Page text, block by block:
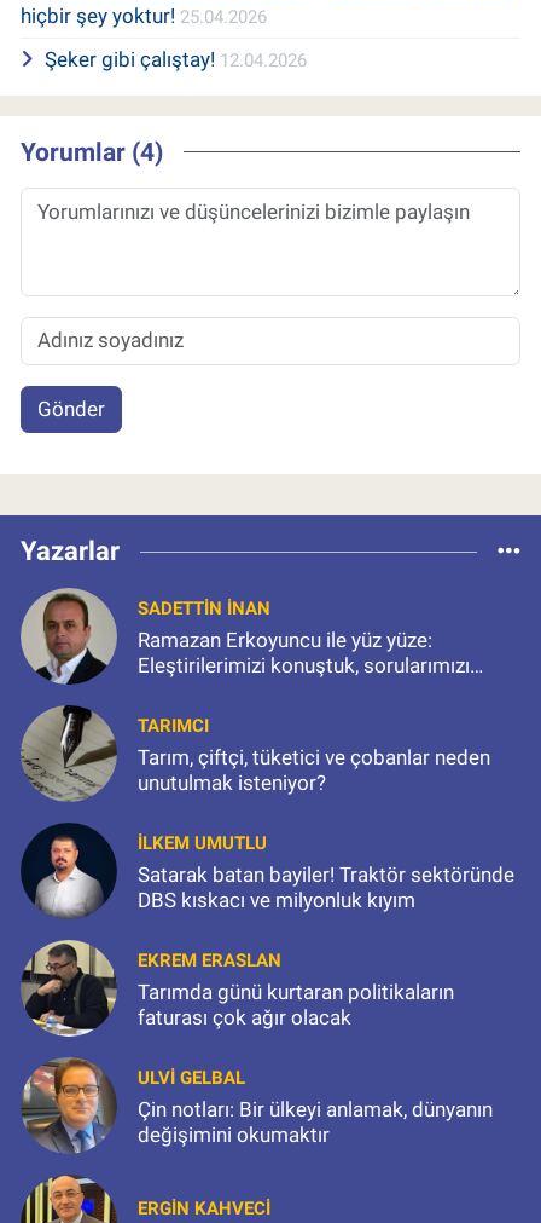
hiçbir şey yoktur! 25.04.2026
Şeker gibi çalıştay! 12.04.2026
Yorumlar (4)
Gönder
Yazarlar
SADETTIN İNAN
Ramazan Erkoyuncu ile yüz yüze:
Eleştirilerimizi konuştuk, sorularımızı
TARIMCI
Tarım, çiftçi, tüketici ve çobanlar neden
unutulmak isteniyor?
İLKEM UMUTLU
Satarak batan bayiler! Traktör sektöründe
DBS kıskacı ve milyonluk kıyım
EKREM ERASLAN
Tarımda günü kurtaran politikaların
faturası çok ağır olacak
ULVI GELBAL
Çin notları: Bir ülkeyi anlamak, dünyanın
değişimini okumaktır
ERGIN KAHVECI